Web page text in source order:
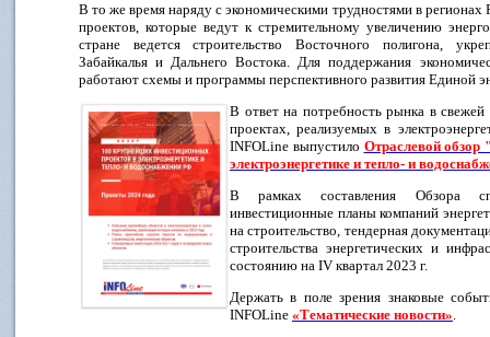
В то же время наряду с экономическими трудностями в
проектов, которые ведут к стремительному увеличению
стране ведется строительство Восточного полигона,
Забайкалья и Дальнего Востока. Для поддержания
работают схемы и программы перспективного развития Единой
В ответ на потребность рынка в
проектах, реализуемых в
INFOLine выпустило Отраслевой обзор
электроэнергетике и тепло- и
В рамках составления Обзора
инвестиционные планы компаний
на строительство, тендерная
строительства энергетических и
состоянию на IV квартал 2023 г.
Держать в поле зрения знаковые
INFOLine «Тематические новости».